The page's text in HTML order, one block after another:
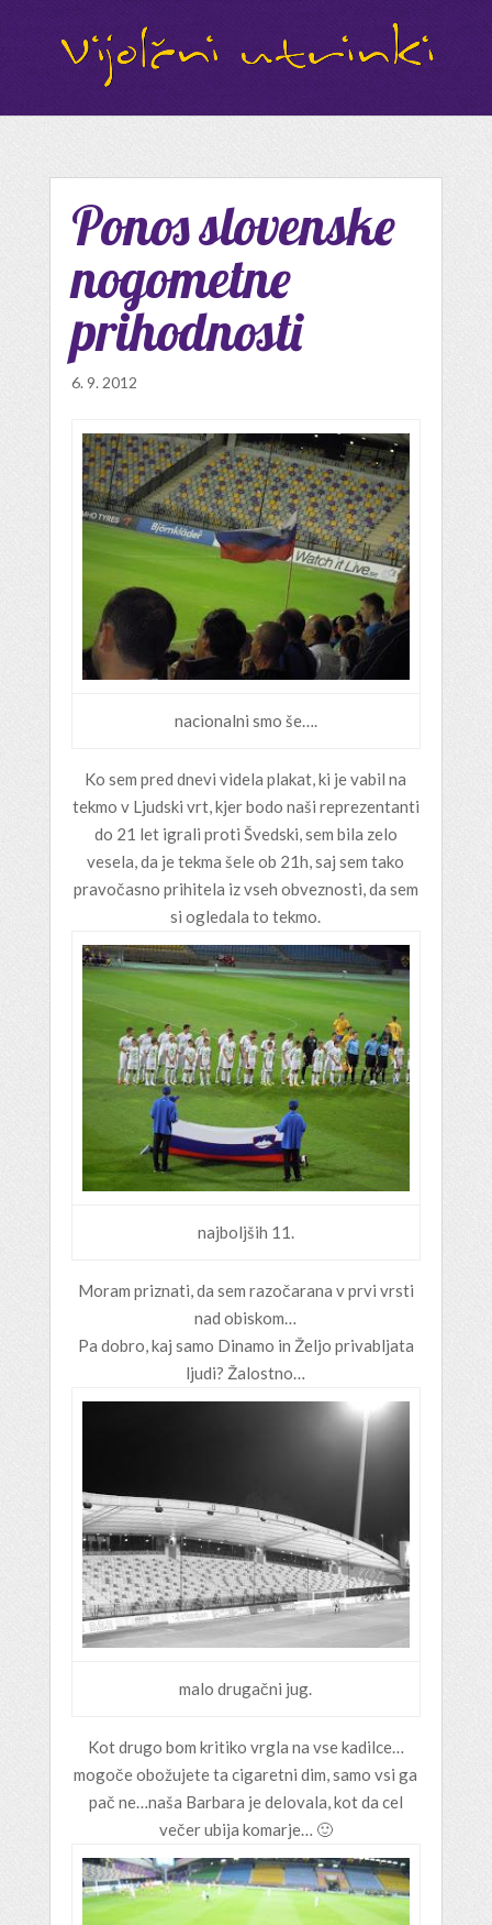
Ponos slovenske
nogometne
prihodnosti
6. 9. 2012
nacionalni smo še….
Ko sem pred dnevi videla plakat, ki je vabil na
tekmo v Ljudski vrt, kjer bodo naši reprezentanti
do 21 let igrali proti Švedski, sem bila zelo
vesela, da je tekma šele ob 21h, saj sem tako
pravočasno prihitela iz vseh obveznosti, da sem
si ogledala to tekmo.
najboljših 11.
Moram priznati, da sem razočarana v prvi vrsti
nad obiskom…
Pa dobro, kaj samo Dinamo in Željo privabljata
ljudi? Žalostno…
malo drugačni jug.
Kot drugo bom kritiko vrgla na vse kadilce…
mogoče obožujete ta cigaretni dim, samo vsi ga
pač ne…naša Barbara je delovala, kot da cel
večer ubija komarje… 🙂